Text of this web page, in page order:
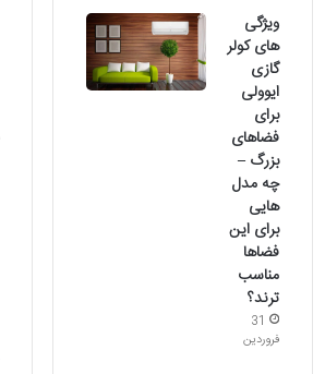
ویژگی
های کولر
گازی
ایوولی
برای
فضاهای
بزرگ –
چه مدل
هایی
برای این
فضاها
مناسب
ترند؟
31
فروردین